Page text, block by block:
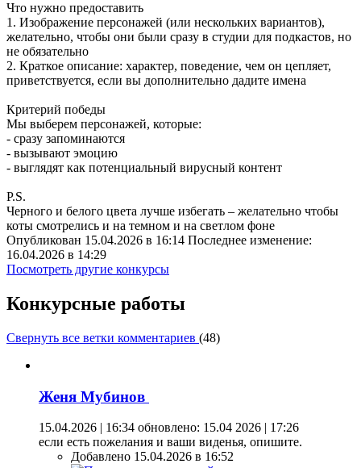
Что нужно предоставить
1. Изображение персонажей (или нескольких вариантов),
желательно, чтобы они были сразу в студии для подкастов, но
не обязательно
2. Краткое описание: характер, поведение, чем он цепляет,
приветствуется, если вы дополнительно дадите имена
Критерий победы
Мы выберем персонажей, которые:
- сразу запоминаются
- вызывают эмоцию
- выглядят как потенциальный вирусный контент
P.S.
Черного и белого цвета лучше избегать – желательно чтобы
коты смотрелись и на темном и на светлом фоне
Опубликован 15.04.2026 в 16:14 Последнее изменение:
16.04.2026 в 14:29
Посмотреть другие конкурсы
Конкурсные работы
Свернуть все ветки комментариев (48)
Женя Мубинов
15.04.2026 | 16:34 обновлено: 15.04 2026 | 17:26
если есть пожелания и ваши виденья, опишите.
Добавлено 15.04.2026 в 16:52